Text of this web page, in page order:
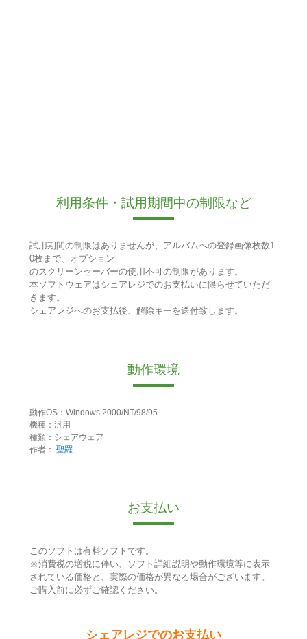
利用条件・試用期間中の制限など
試用期間の制限はありませんが、アルバムへの登録画像枚数1
0枚まで、オプション
のスクリーンセーバーの使用不可の制限があります。
本ソフトウェアはシェアレジでのお支払いに限らせていただ
きます。
シェアレジへのお支払後、解除キーを送付致します。
動作環境
動作OS：Windows 2000/NT/98/95
機種：汎用
種類：シェアウェア
作者： 聖羅
お支払い
このソフトは有料ソフトです。
※消費税の増税に伴い、ソフト詳細説明や動作環境等に表示
されている価格と、実際の価格が異なる場合がございます。
ご購入前に必ずご確認ください。
シェアレジでのお支払い